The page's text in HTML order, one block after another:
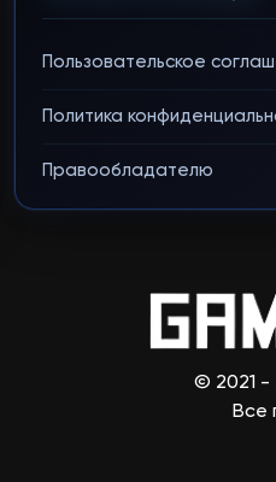
Пользовательское
Политика
Правообладателю
© 2021 -
Все